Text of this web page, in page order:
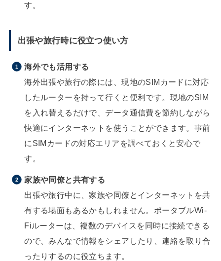
す。
出張や旅行時に役立つ使い方
海外でも活用する
海外出張や旅行の際には、現地のSIMカードに対応
したルーターを持って行くと便利です。現地のSIM
を入れ替えるだけで、データ通信費を節約しながら
快適にインターネットを使うことができます。事前
にSIMカードの対応エリアを調べておくと安心で
す。
家族や同僚と共有する
出張や旅行中に、家族や同僚とインターネットを共
有する場面もあるかもしれません。ポータブルWi-
Fiルーターは、複数のデバイスを同時に接続できる
ので、みんなで情報をシェアしたり、連絡を取り合
ったりするのに役立ちます。